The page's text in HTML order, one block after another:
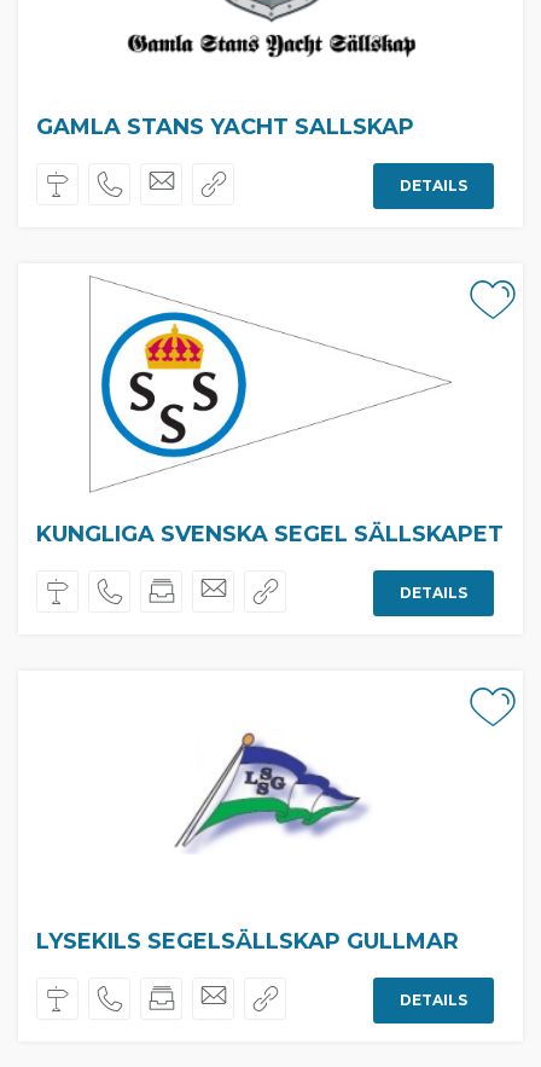
GAMLA STANS YACHT SALLSKAP
DETAILS
KUNGLIGA SVENSKA SEGEL SÄLLSKAPET
DETAILS
LYSEKILS SEGELSÄLLSKAP GULLMAR
DETAILS